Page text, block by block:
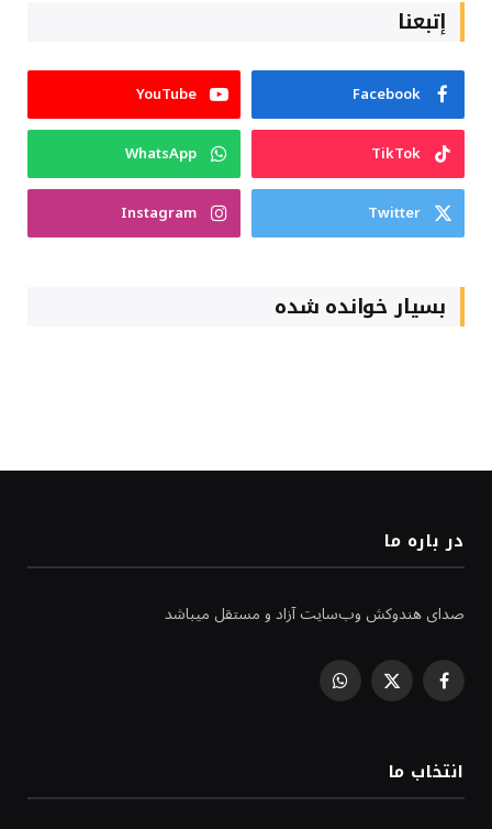
إتبعنا
Facebook
YouTube
TikTok
WhatsApp
Twitter
Instagram
بسیار خوانده شده
در باره ما
صدای هندوکش وب‌سایت آزاد و مستقل میباشد
Facebook
X
WhatsApp
انتخاب ما